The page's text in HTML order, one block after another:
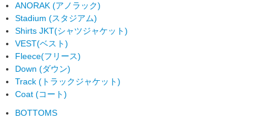
ANORAK (アノラック)
Stadium (スタジアム)
Shirts JKT(シャツジャケット)
VEST(ベスト)
Fleece(フリース)
Down (ダウン)
Track (トラックジャケット)
Coat (コート)
BOTTOMS